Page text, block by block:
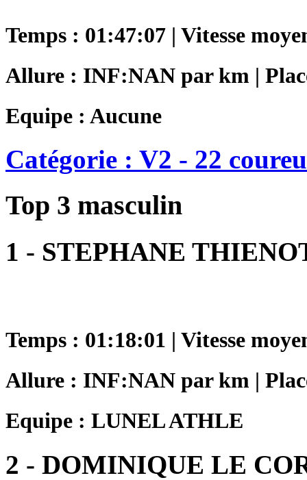
Temps : 01:47:07 | Vitesse
Allure : INF:NAN par km |
Equipe : Aucune
Catégorie : V2 - 22
Top 3 masculin
1 - STEPHANE
Temps : 01:18:01 | Vitesse
Allure : INF:NAN par km |
Equipe : LUNEL ATHLE
2 - DOMINIQUE LE